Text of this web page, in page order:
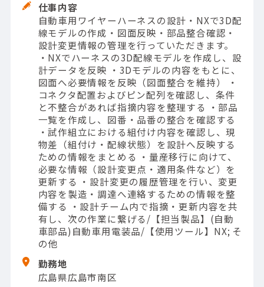
仕事内容
自動車用ワイヤーハーネスの設計・NXで3D配
線モデルの作成・図面反映・部品整合確認・
設計変更情報の管理を行っていただきます。
・NXでハーネスの3D配線モデルを作成し、設
計データを反映 ・3Dモデルの内容をもとに、
図面へ必要情報を反映（図面整合を維持） ・
コネクタ配置およびピン配列を確認し、条件
と不整合があれば指摘内容を整理する ・部品
一覧を作成し、図番・品番の整合を確認する
・試作組立における組付け内容を確認し、現
物差（組付け・配線状態）を設計へ反映する
ための情報をまとめる ・量産移行に向けて、
必要な情報（設計変更点・適用条件など）を
更新する ・設計変更の履歴管理を行い、変更
内容を製造・調達へ連絡するための情報を整
備する ・設計チーム内で指摘・更新内容を共
有し、次の作業に繋げる/【担当製品】(自動
車部品)自動車用電装品/【使用ツール】NX; そ
の他
勤務地
広島県広島市南区